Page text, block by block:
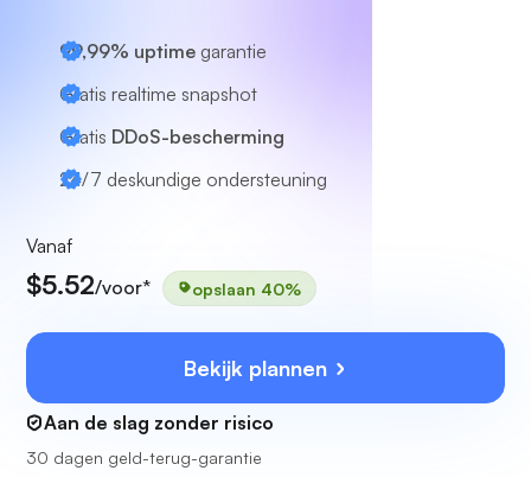
99,99% uptime garantie
Gratis realtime snapshot
Gratis DDoS-bescherming
24/7 deskundige ondersteuning
Vanaf
$5.52/voor* opslaan 40%
Bekijk plannen
Aan de slag zonder risico
30 dagen geld-terug-garantie